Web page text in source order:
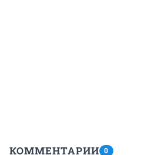
КОММЕНТАРИИ 0